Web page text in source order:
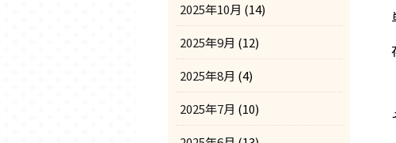
2025年10月 (14)
2025年9月 (12)
2025年8月 (4)
2025年7月 (10)